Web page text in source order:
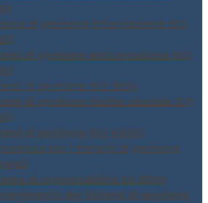
di gestione informazione ISO
di gestione anticorruzione ISO
di gestione ISO 3834
di gestione rischio stradale ISO
di gestione ISO 45001
per i Sistemi di gestione
di responsabilità SA 8000
dei Sistemi di gestione